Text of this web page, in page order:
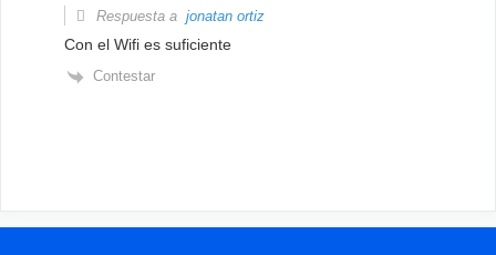
Respuesta ajonatan ortiz
Con el Wifi es suficiente
Contestar